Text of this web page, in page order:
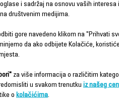
Naziv usisne glave
Voltage
Frekvencija
Autonomija
i sadržaj na osnovu vaših
društvenim medijima.
gore navedeno klikom na "Prihvati
da ako odbijete Kolačiće,
za više informacija o različitim
u svakom trenutku iz našeg
o kolačićima.